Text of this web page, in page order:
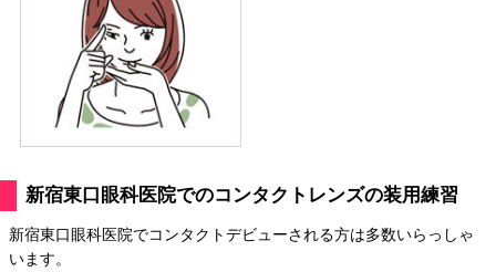
新宿東口眼科医院でのコンタクトレンズの装用練習
新宿東口眼科医院でコンタクトデビューされる方は多数いらっしゃ
います。